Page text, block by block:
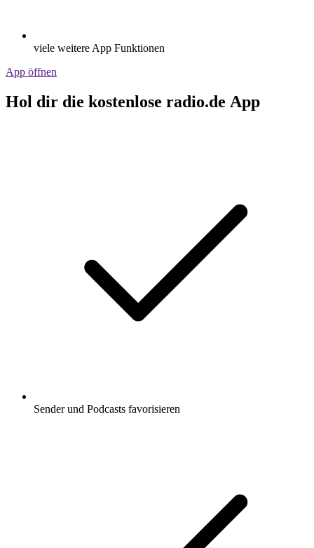
viele weitere App Funktionen
App öffnen
Hol dir die kostenlose radio.de App
Sender und Podcasts favorisieren